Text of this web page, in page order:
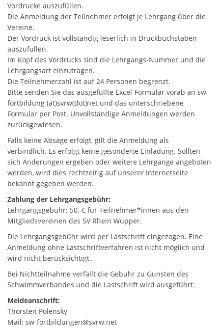
Vordrucke auszufüllen.
Die Anmeldung der Teilnehmer erfolgt je Lehrgang über die
Vereine.
Der Vordruck ist vollständig leserlich in Druckbuchstaben
auszufüllen.
Im Kopf des Vordrucks sind die Lehrgangs-Nummer und die
Lehrgangsart einzutragen.
Die Teilnehmerzahl ist auf 24 Personen begrenzt.
Bitte senden Sie das ausgefüllte Excel-Formular vorab an sw-
fortbildung (at)svrw(dot)net und das unterschriebene
Formular per Post. Unvollständige Anmeldungen werden
zurückgewiesen.
Falls keine Absage erfolgt, gilt die Anmeldung als
verbindlich. Es erfolgt keine gesonderte Einladung. Sollten
sich Änderungen ergeben oder weitere Lehrgänge angeboten
werden, wird dies rechtzeitig auf unserer Internetseite
bekannt gegeben werden.
Zahlung der Lehrgangsgebühr:
Lehrgangsgebühr: 50,-€ für Teilnehmer*innen aus den
Mitgliedsvereinen des SV Rhein Wupper.
Die Lehrgangsgebühr wird per Lastschrift eingezogen. Eine
Anmeldung ohne Lastschriftverfahren ist nicht möglich und
wird nicht berücksichtigt.
Bei Nichtteilnahme verfällt die Gebühr zu Gunsten des
Schwimmverbandes und die Lastschrift wird ausgeführt.
Meldeanschrift:
Thorsten Polensky
Mail: sw-fortbildungen@svrw.net